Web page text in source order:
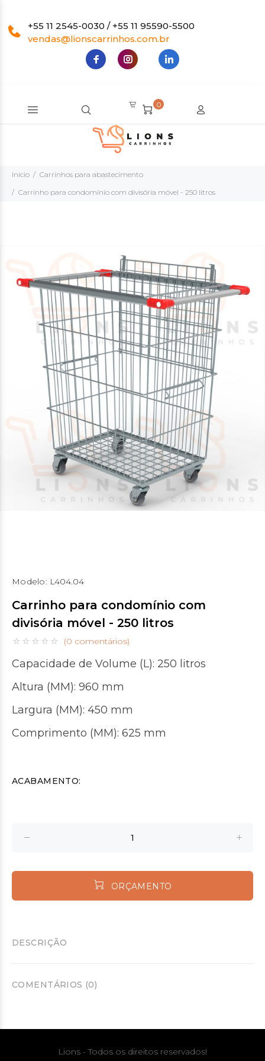
+55 11 2545-0030 / +55 11 95590-5500
vendas@lionscarrinhos.com.br
0
Início
Carrinhos para abastecimento
Carrinho para condomínio com divisória móvel - 250 litros
Modelo: L404.04
Carrinho para condomínio com
divisória móvel - 250 litros
(0 comentários)
Capacidade de Volume (L): 250 litros
Altura (MM): 960 mm
Largura (MM): 450 mm
Comprimento (MM): 625 mm
ACABAMENTO:
ORÇAMENTO
DESCRIÇÃO
COMENTÁRIOS (0)
Lions - Todos os direitos reservados!